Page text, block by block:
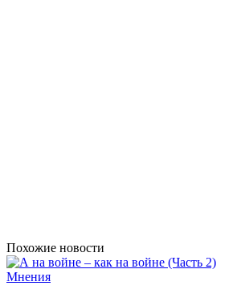
Похожие новости
Мнения